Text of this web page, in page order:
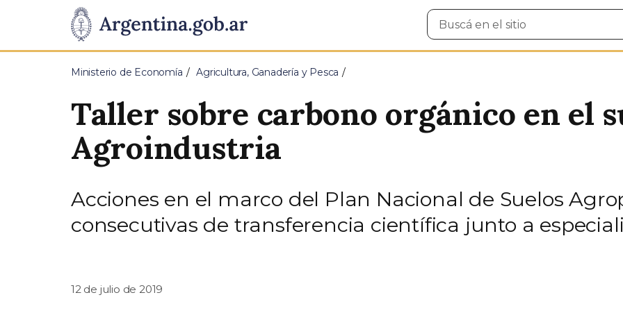
Presidencia
de
Pasar al contenido principal
Buscar
en
Ministerio de Economía Agricultura, Ganadería y Pesca
Taller sobre carbono orgánico en el
Agroindustria
Acciones en el marco del Plan Nacional de Suelos
consecutivas de transferencia científica junto a
12 de julio de 2019